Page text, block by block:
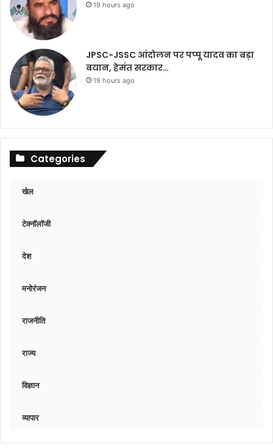
19 hours ago
JPSC-JSSC आंदोलन पर पप्पू यादव का बड़ा
बयान, हेमंत सरकार…
19 hours ago
Categories
खेल
टेक्नॉलॉजी
देश
मनोरंजन
राजनीति
राज्य
विज्ञान
व्यापार